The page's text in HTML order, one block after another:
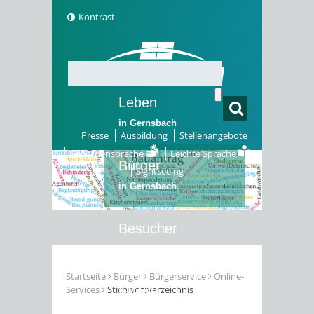
Kontrast
Presse Ausbildung
Stellenangebote
Gebärdensprache
Leichte Sprache
Sightseeing
Leben
in Gernsbach
Bürger
in Gernsbach
Besucher
Erleben
Startseite Bürger Bürgerservice
Online-
Services
Stichwortverzeichnis